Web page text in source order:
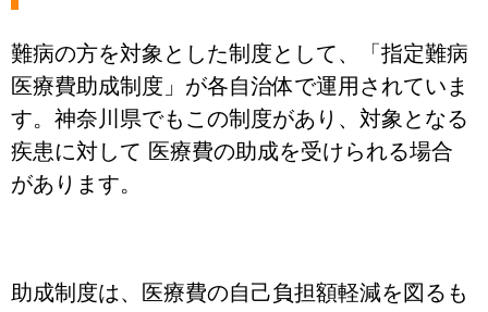
難病の方を対象とした制度として、「指定難病
医療費助成制度」が各自治体で運用されていま
す。神奈川県でもこの制度があり、対象となる
疾患に対して 医療費の助成を受けられる場合
があります。
助成制度は、医療費の自己負担額軽減を図るも